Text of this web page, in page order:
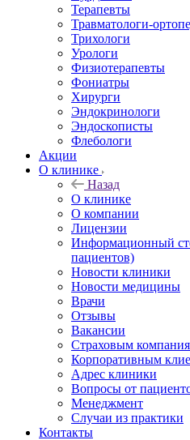
Терапевты
Травматологи-
Трихологи
Урологи
Физиотерапевты
Фониатры
Хирурги
Эндокринологи
Эндоскописты
Флебологи
Акции
О клинике
Назад
О клинике
О компании
Лицензии
Информационный
пациентов)
Новости клиники
Новости медицины
Врачи
Отзывы
Вакансии
Страховым
Корпоративным
Адрес клиники
Вопросы от
Менеджмент
Случаи из практики
Контакты